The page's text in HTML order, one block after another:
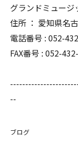
グランドミュージ
住所 ： 愛知県名
電話番号 : 052-
FAX番号 : 052-
--
ブログ